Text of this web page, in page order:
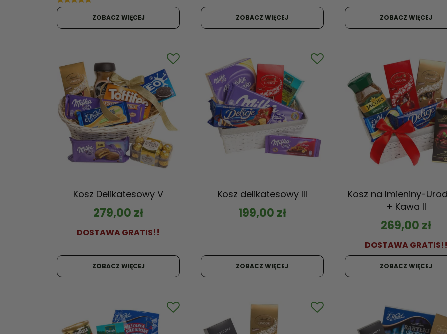
ZOBACZ WIĘCEJ ZOBACZ WIĘCEJ ZOBACZ WIĘCEJ
Kosz Delikatesowy V
279,00 zł
DOSTAWA GRATIS!!
ZOBACZ WIĘCEJ
Kosz delikatesowy III
199,00 zł
ZOBACZ WIĘCEJ
Kosz na Imieniny-
+ Kawa II
269,00 zł
DOSTAWA GRATIS!!
ZOBACZ WIĘCEJ